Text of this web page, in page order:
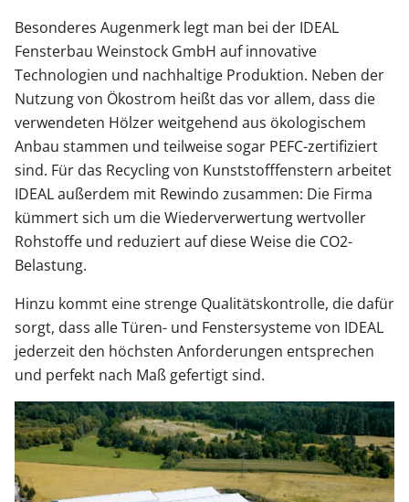
Besonderes Augenmerk legt man bei der IDEAL
Fensterbau Weinstock GmbH auf innovative
Technologien und nachhaltige Produktion. Neben der
Nutzung von Ökostrom heißt das vor allem, dass die
verwendeten Hölzer weitgehend aus ökologischem
Anbau stammen und teilweise sogar PEFC-zertifiziert
sind. Für das Recycling von Kunststofffenstern arbeitet
IDEAL außerdem mit Rewindo zusammen: Die Firma
kümmert sich um die Wiederverwertung wertvoller
Rohstoffe und reduziert auf diese Weise die CO2-
Belastung.
Hinzu kommt eine strenge Qualitätskontrolle, die dafür
sorgt, dass alle Türen- und Fenstersysteme von IDEAL
jederzeit den höchsten Anforderungen entsprechen
und perfekt nach Maß gefertigt sind.